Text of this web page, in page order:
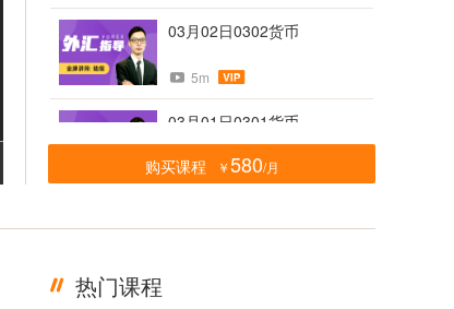
03月02日0302货币
5m
03月01日0301货币
5m
购买课程 ￥580/月
热门课程